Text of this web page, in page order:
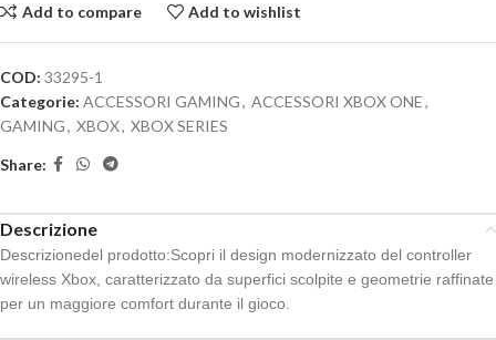
Add to compare Add to wishlist
COD: 33295-1
Categorie: ACCESSORI GAMING, ACCESSORI XBOX ONE,
GAMING, XBOX, XBOX SERIES
Share:
Descrizione
Descrizionedel prodotto:Scopri il design modernizzato del controller
wireless Xbox, caratterizzato da superfici scolpite e geometrie raffinate
per un maggiore comfort durante il gioco.